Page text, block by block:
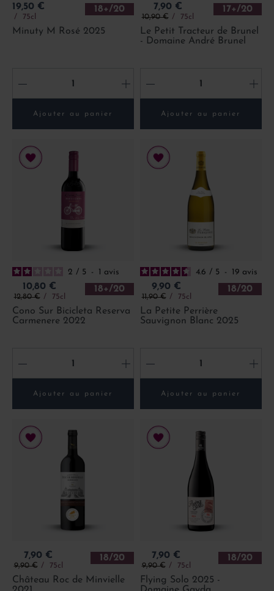
Prix
19,50 €
75cl
18+/20
Minuty M Rosé 2025
- +
Ajouter au panier
Prix
7,90 €
Prix de base
10,90 € 75cl
17+/20
Le Petit Tracteur de Brunel
- Domaine André Brunel
- +
Ajouter au panier
2 / 5 - 1 avis
Prix
10,80 €
Prix de base
12,80 € 75cl
18+/20
Cono Sur Bicicleta Reserva
Carmenere 2022
- +
Ajouter au panier
4.6 / 5 - 19 avis
Prix
9,90 €
Prix de base
11,90 € 75cl
18/20
La Petite Perrière
Sauvignon Blanc 2025
- +
Ajouter au panier
Prix
7,90 €
Prix de base
9,90 € 75cl
18/20
Château Roc de Minvielle
Prix
7,90 €
Prix de base
9,90 € 75cl
18/20
Flying Solo 2025 -